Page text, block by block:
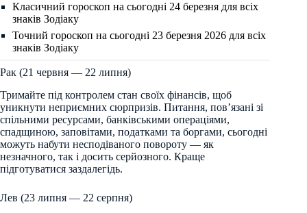
Класичний гороскоп на сьогодні 24 березня для всіх
знаків Зодіаку
Точний гороскоп на сьогодні 23 березня 2026 для всіх
знаків Зодіаку
Рак (21 червня — 22 липня)
Тримайте під контролем стан своїх фінансів, щоб
уникнути неприємних сюрпризів. Питання, пов’язані зі
спільними ресурсами, банківськими операціями,
спадщиною, заповітами, податками та боргами, сьогодні
можуть набути несподіваного повороту — як
незначного, так і досить серйозного. Краще
підготуватися заздалегідь.
Лев (23 липня — 22 серпня)